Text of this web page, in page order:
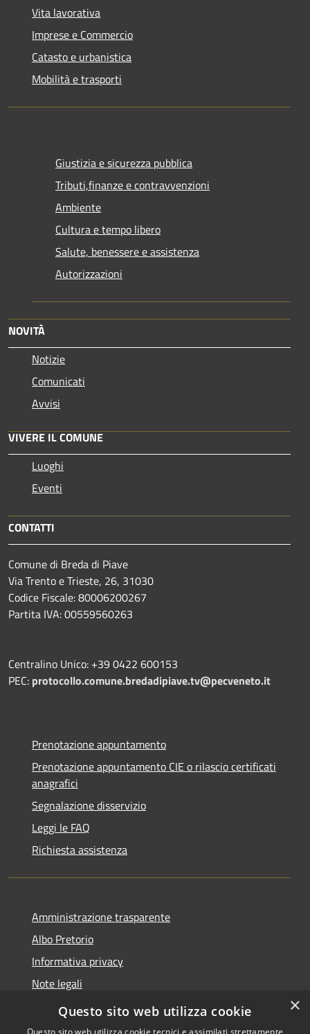
Vita lavorativa
Imprese e Commercio
Catasto e urbanistica
Mobilità e trasporti
Giustizia e sicurezza pubblica
Tributi,finanze e contravvenzioni
Ambiente
Cultura e tempo libero
Salute, benessere e assistenza
Autorizzazioni
NOVITÀ
Notizie
Comunicati
Avvisi
VIVERE IL COMUNE
Luoghi
Eventi
CONTATTI
Comune di Breda di Piave
Via Trento e Trieste, 26, 31030
Codice Fiscale: 80006200267
Partita IVA: 00559560263
Centralino Unico: +39 0422 600153
PEC: protocollo.comune.bredadipiave.tv@pecveneto.it
Prenotazione appuntamento
Prenotazione appuntamento CIE o rilascio certificati
anagrafici
Segnalazione disservizio
Leggi le FAQ
Richiesta assistenza
Amministrazione trasparente
Albo Pretorio
Informativa privacy
Note legali
Dichiarazione di accessibilità
×
Questo sito web utilizza cookie
Questo sito web utilizza cookie tecnici e assimilati strettamente